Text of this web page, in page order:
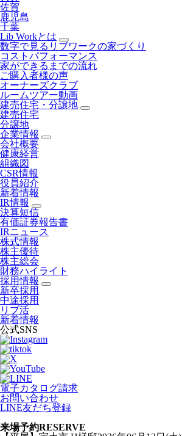
佐賀
鹿児島
千葉
Lib Workとは
数字で見るリブワークの家づくり
コストパフォーマンス
家ができるまでの流れ
ご購入者様の声
オーナーズクラブ
ルームツアー動画
建売住宅・分譲地
建売住宅
分譲地
企業情報
会社概要
健康経営
組織図
CSR情報
役員紹介
新着情報
IR情報
決算短信
有価証券報告書
IRニュース
株式情報
株主優待
株主総会
財務ハイライト
採用情報
新卒採用
中途採用
リブ活
新着情報
公式SNS
電子カタログ請求
お問い合わせ
LINE友だち登録
来場予約RESERVE